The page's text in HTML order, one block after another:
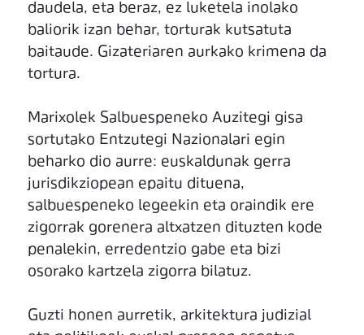
daudela, eta beraz, ez luketela inolako
baliorik izan behar, torturak kutsatuta
baitaude. Gizateriaren aurkako krimena da
tortura.
Marixolek Salbuespeneko Auzitegi gisa
sortutako Entzutegi Nazionalari egin
beharko dio aurre: euskaldunak gerra
jurisdikziopean epaitu dituena,
salbuespeneko legeekin eta oraindik ere
zigorrak gorenera altxatzen dituzten kode
penalekin, erredentzio gabe eta bizi
osorako kartzela zigorra bilatuz.
Guzti honen aurretik, arkitektura judizial